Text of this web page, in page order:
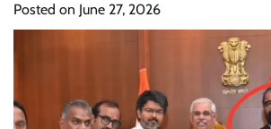
Posted on June 27, 2026